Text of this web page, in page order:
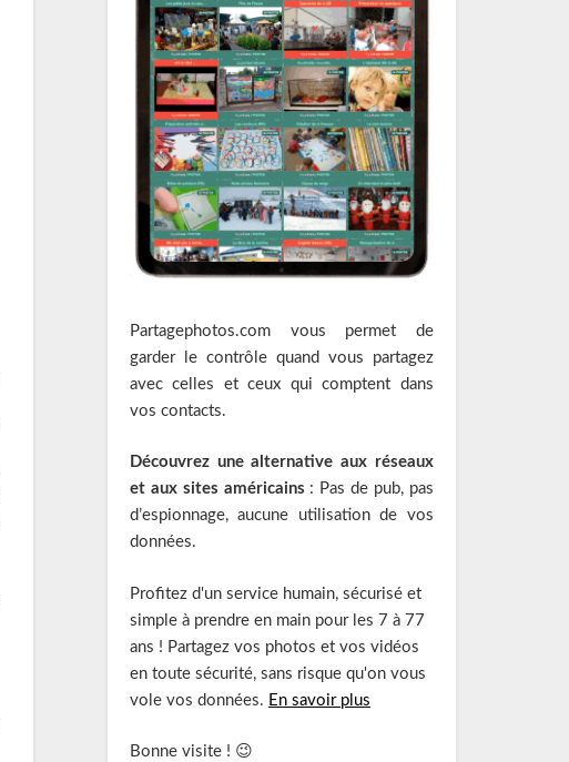
Partagephotos.com vous permet de
garder le contrôle quand vous partagez
avec celles et ceux qui comptent dans
vos contacts.
Découvrez une alternative aux réseaux
et aux sites américains : Pas de pub, pas
d’espionnage, aucune utilisation de vos
données.
Profitez d'un service humain, sécurisé et
simple à prendre en main pour les 7 à 77
ans ! Partagez vos photos et vos vidéos
en toute sécurité, sans risque qu'on vous
vole vos données. En savoir plus
Bonne visite ! 😉